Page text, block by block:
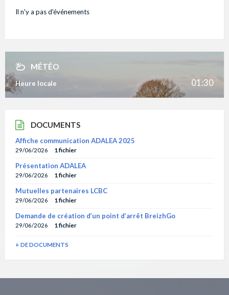
Il n'y a pas d'événements
MÉTÉO
Heure locale 01:30
DOCUMENTS
Affiche communication ADALEA 2025
29/06/2026 1 fichier
Présentation ADALEA
29/06/2026 1 fichier
Mutuelles partenaires LCBC
29/06/2026 1 fichier
Demande de création d’un point d’arrêt BreizhGo
29/06/2026 1 fichier
+ DE DOCUMENTS